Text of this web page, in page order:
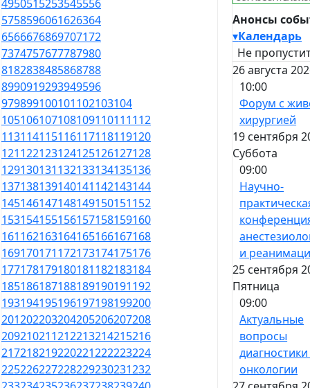
495051 5253545556
5758596061626364
6566676869707172
7374757677787980
8182838485868788
8990919293949596
979899100101102103104
105106107108109110111112
113114115116117118119120
121122123124125126127128
129130131132133134135136
137138139140141142143144
145146147148149150151152
153154155156157158159160
161162163164165166167168
169170171172173174175176
177178179180181182183184
185186187188189190191192
193194195196197198199200
201202203204205206207208
209210211212213214215216
217218219220221222223224
225226227228229230231232
Анонсы
▾Календарь
Не
26 августа
10:00
Форум с
хирургией
19 сентября
Суббота
09:00
Научно-
и
25 сентября
Пятница
09:00
Актуальные
вопросы
онкологии